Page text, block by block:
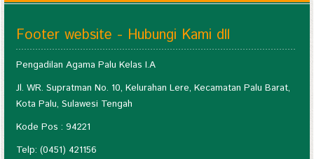
Footer website - Hubungi Kami dll
Pengadilan Agama Palu Kelas I.A
Jl. WR. Supratman No. 10, Kelurahan Lere, Kecamatan Palu Barat,
Kota Palu, Sulawesi Tengah
Kode Pos : 94221
Telp: (0451) 421156